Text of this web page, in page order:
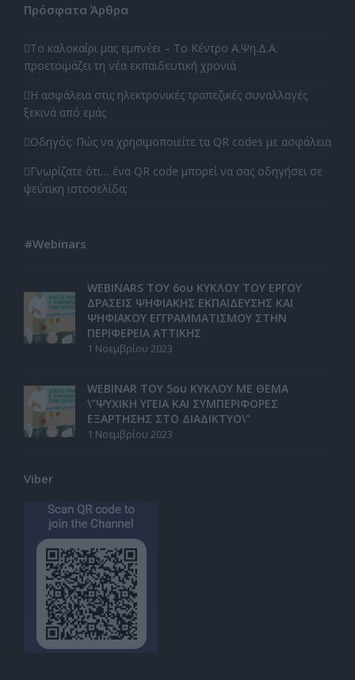
Πρόσφατα Άρθρα
Το καλοκαίρι μας εμπνέει – Το Κέντρο Α.Ψη.Δ.Α.
προετοιμάζει τη νέα εκπαιδευτική χρονιά
Η ασφάλεια στις ηλεκτρονικές τραπεζικές συναλλαγές
ξεκινά από εμάς
Οδηγός: Πώς να χρησιμοποιείτε τα QR codes με ασφάλεια
Γνωρίζατε ότι… ένα QR code μπορεί να σας οδηγήσει σε
ψεύτικη ιστοσελίδα;
#Webinars
WEBINARS ΤΟΥ 6ου ΚΥΚΛΟΥ ΤΟΥ ΕΡΓΟΥ
ΔΡΑΣΕΙΣ ΨΗΦΙΑΚΗΣ ΕΚΠΑΙΔΕΥΣΗΣ ΚΑΙ
ΨΗΦΙΑΚΟΥ ΕΓΓΡΑΜΜΑΤΙΣΜΟΥ ΣΤΗΝ
ΠΕΡΙΦΕΡΕΙΑ ΑΤΤΙΚΗΣ
1 Νοεμβρίου 2023
WEBINAR ΤΟΥ 5ου ΚΥΚΛΟΥ ΜΕ ΘΕΜΑ
\”ΨΥΧΙΚΗ ΥΓΕΙΑ ΚΑΙ ΣΥΜΠΕΡΙΦΟΡΕΣ
ΕΞΑΡΤΗΣΗΣ ΣΤΟ ΔΙΑΔΙΚΤΥΟ\”
1 Νοεμβρίου 2023
Viber